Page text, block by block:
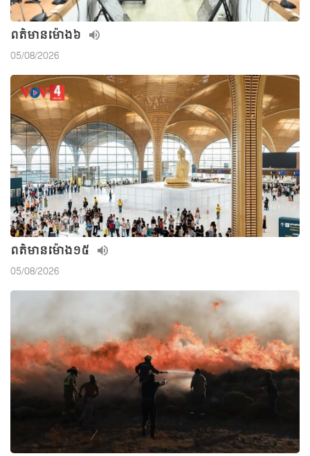
ពត៌មាន​ម៉ោង៦
05/08/2026
ពត៌មាន​ម៉ោង១៥
05/08/2026